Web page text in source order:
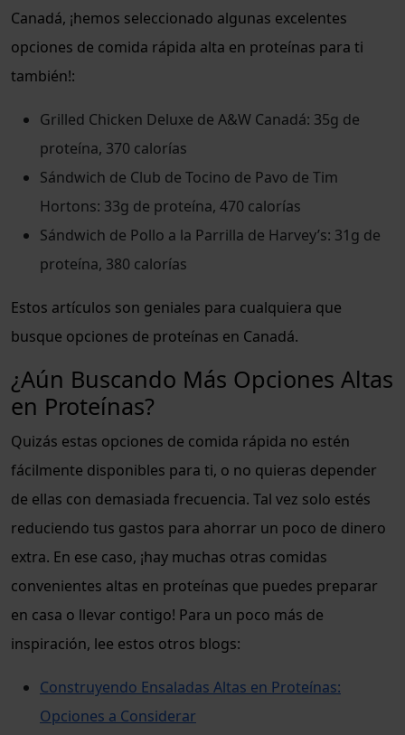
Canadá, ¡hemos seleccionado algunas excelentes
opciones de comida rápida alta en proteínas para ti
también!:
Grilled Chicken Deluxe de A&W Canadá: 35g de
proteína, 370 calorías
Sándwich de Club de Tocino de Pavo de Tim
Hortons: 33g de proteína, 470 calorías
Sándwich de Pollo a la Parrilla de Harvey’s: 31g de
proteína, 380 calorías
Estos artículos son geniales para cualquiera que
busque opciones de proteínas en Canadá.
¿Aún Buscando Más Opciones Altas
en Proteínas?
Quizás estas opciones de comida rápida no estén
fácilmente disponibles para ti, o no quieras depender
de ellas con demasiada frecuencia. Tal vez solo estés
reduciendo tus gastos para ahorrar un poco de dinero
extra. En ese caso, ¡hay muchas otras comidas
convenientes altas en proteínas que puedes preparar
en casa o llevar contigo! Para un poco más de
inspiración, lee estos otros blogs:
Construyendo Ensaladas Altas en Proteínas:
Opciones a Considerar